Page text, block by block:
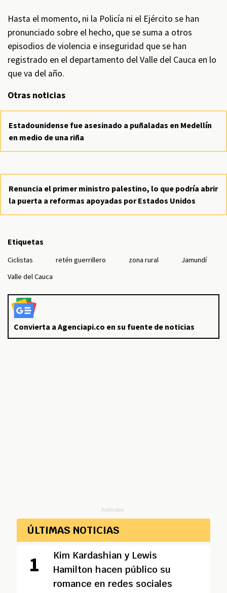
Hasta el momento, ni la Policía ni el Ejército se han
pronunciado sobre el hecho, que se suma a otros
episodios de violencia e inseguridad que se han
registrado en el departamento del Valle del Cauca en lo
que va del año.
Otras noticias
Estadounidense fue asesinado a puñaladas en Medellín
en medio de una riña
Renuncia el primer ministro palestino, lo que podría abrir
la puerta a reformas apoyadas por Estados Unidos
Etiquetas
Ciclistas retén guerrillero zona rural
Jamundí
Valle del Cauca
Convierta a Agenciapi.co en su fuente de noticias
Publicidad
ÚLTIMAS NOTICIAS
Kim Kardashian y Lewis
Hamilton hacen público su
romance en redes sociales